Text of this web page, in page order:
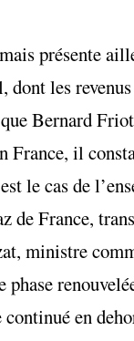
présente
les
Bernard
il
le cas de
de France,
ministre
en